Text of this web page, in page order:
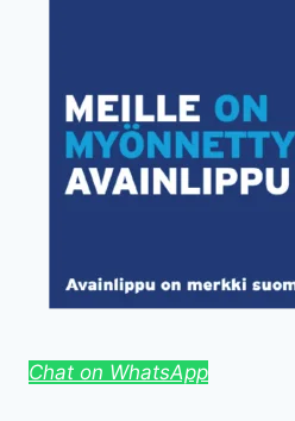
Chat on WhatsApp